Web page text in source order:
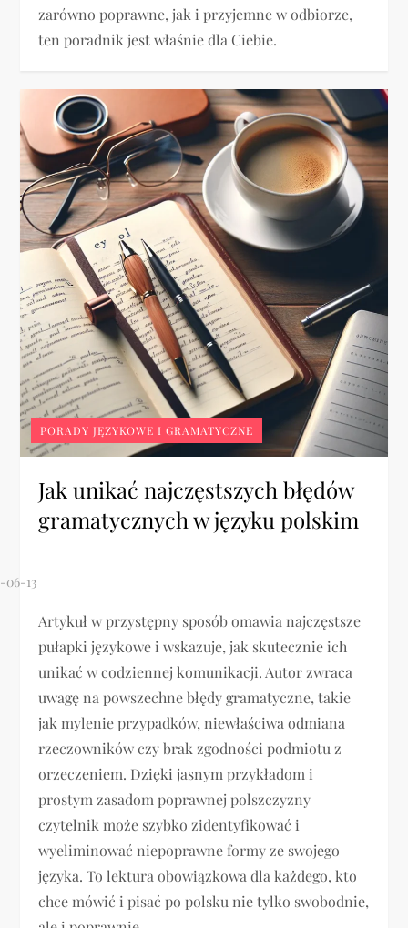
zarówno poprawne, jak i przyjemne w odbiorze,
ten poradnik jest właśnie dla Ciebie.
PORADY JĘZYKOWE I GRAMATYCZNE
Jak unikać najczęstszych błędów
gramatycznych w języku polskim
Artykuł w przystępny sposób omawia najczęstsze
pułapki językowe i wskazuje, jak skutecznie ich
unikać w codziennej komunikacji. Autor zwraca
uwagę na powszechne błędy gramatyczne, takie
jak mylenie przypadków, niewłaściwa odmiana
rzeczowników czy brak zgodności podmiotu z
orzeczeniem. Dzięki jasnym przykładom i
prostym zasadom poprawnej polszczyzny
czytelnik może szybko zidentyfikować i
wyeliminować niepoprawne formy ze swojego
języka. To lektura obowiązkowa dla każdego, kto
chce mówić i pisać po polsku nie tylko swobodnie,